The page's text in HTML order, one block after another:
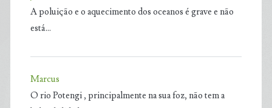
A poluição e o aquecimento dos oceanos é grave e não
está…
Marcus
O rio Potengi , principalmente na sua foz, não tem a